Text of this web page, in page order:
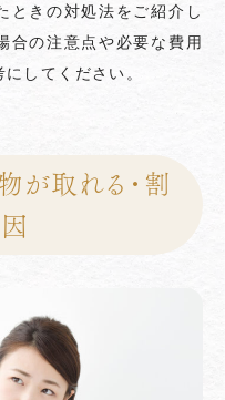
ときの対処法をご紹介し
合の注意点や必要な費用
してください。
が取れる・割